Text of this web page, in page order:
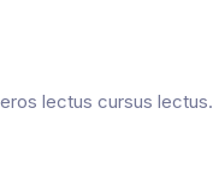
lectus cursus lectus.